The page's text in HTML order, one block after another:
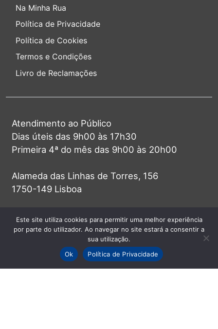
Na Minha Rua
Política de Privacidade
Política de Cookies
Termos e Condições
Livro de Reclamações
Atendimento ao Público
Dias úteis das 9h00 às 17h30
Primeira 4ª do mês das 9h00 às 20h00
Alameda das Linhas de Torres, 156
1750-149 Lisboa
Telefone (+351) 217 541 350
Chamada para a rede fixa nacional
info@jf-lumiar.pt
Este site utiliza cookies para permitir uma melhor experiência
por parte do utilizador. Ao navegar no site estará a consentir a
sua utilização.
Ok
Política de Privacidade